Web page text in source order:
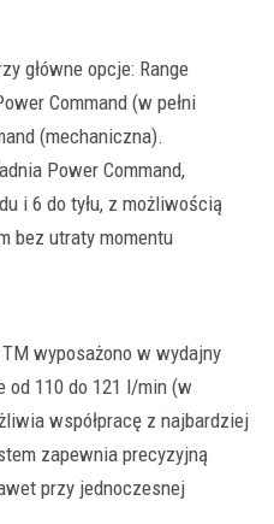
główne opcje: Range
Command (w pełni
(mechaniczna).
Power Command,
i 6 do tyłu, z możliwością
bez utraty momentu
wyposażono w wydajny
od 110 do 121 l/min (w
współpracę z najbardziej
zapewnia precyzyjną
przy jednoczesnej